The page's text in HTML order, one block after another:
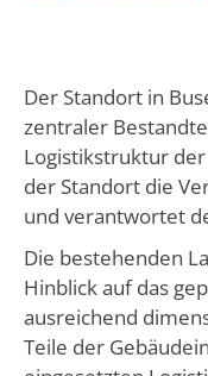
Der Standort in
zentraler
Logistikstruktur
der Standort die
und verantwortet
Die bestehenden
Hinblick auf das
ausreichend
Teile der